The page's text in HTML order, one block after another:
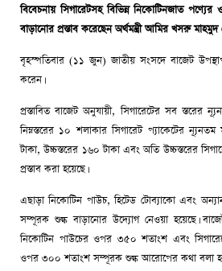
বিবেচনায় সিগারেটসহ বিভিন্ন নিকোটিনজাত
বাড়ানোর প্রস্তাব করেছেন অর্থমন্ত্রী আমির খসরু মাহমুদ
বৃহস্পতিবার (১১ জুন) জাতীয় সংসদে বাজেট
করেন।
প্রস্তাবিত বাজেট অনুযায়ী, সিগারেটের সব স্তরের
নিম্নস্তরের ১০ শলাকার সিগারেট প্যাকেটের
টাকা, উচ্চস্তরের ১৬০ টাকা এবং অতি উচ্চস্তরের
প্রস্তাব করা হয়েছে।
এছাড়া নিকোটিন পাউচ, হিটেড টোব্যাকো এবং
সম্পূরক শুল্ক বাড়ানোর উদ্যোগ নেওয়া হয়েছে।
নিকোটিন পাউচের ওপর ৩৫০ শতাংশ এবং
ওপর ৩০০ শতাংশ সম্পূরক শুল্ক আরোপের কথা বলা